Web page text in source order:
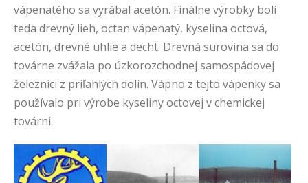
vápenatého sa vyrábal acetón. Finálne výrobky boli
teda drevný lieh, octan vápenatý, kyselina octová,
acetón, drevné uhlie a decht. Drevná surovina sa do
továrne zvážala po úzkorozchodnej samospádovej
železnici z priľahlých dolín. Vápno z tejto vápenky sa
používalo pri výrobe kyseliny octovej v chemickej
továrni.